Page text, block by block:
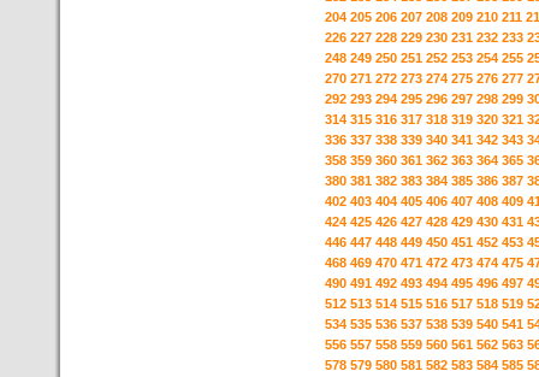
204 205 206 207 208 209 210 211
226 227 228 229 230 231 232 233
248 249 250 251 252 253 254 255
270 271 272 273 274 275 276 277
292 293 294 295 296 297 298 299
314 315 316 317 318 319 320 321
336 337 338 339 340 341 342 343
358 359 360 361 362 363 364 365
380 381 382 383 384 385 386 387
402 403 404 405 406 407 408 409
424 425 426 427 428 429 430 431
446 447 448 449 450 451 452 453
468 469 470 471 472 473 474 475
490 491 492 493 494 495 496 497
512 513 514 515 516 517 518 519
534 535 536 537 538 539 540 541
556 557 558 559 560 561 562 563
578 579 580 581 582 583 584 585